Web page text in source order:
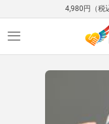
4,980円（税